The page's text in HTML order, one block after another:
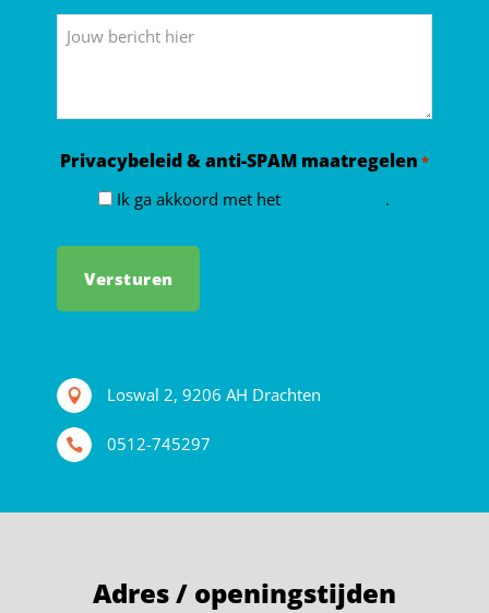
*
Privacybeleid & anti-SPAM maatregelen *
Ik ga akkoord met het .
Loswal 2, 9206 AH Drachten
0512-745297
Adres / openingstijden